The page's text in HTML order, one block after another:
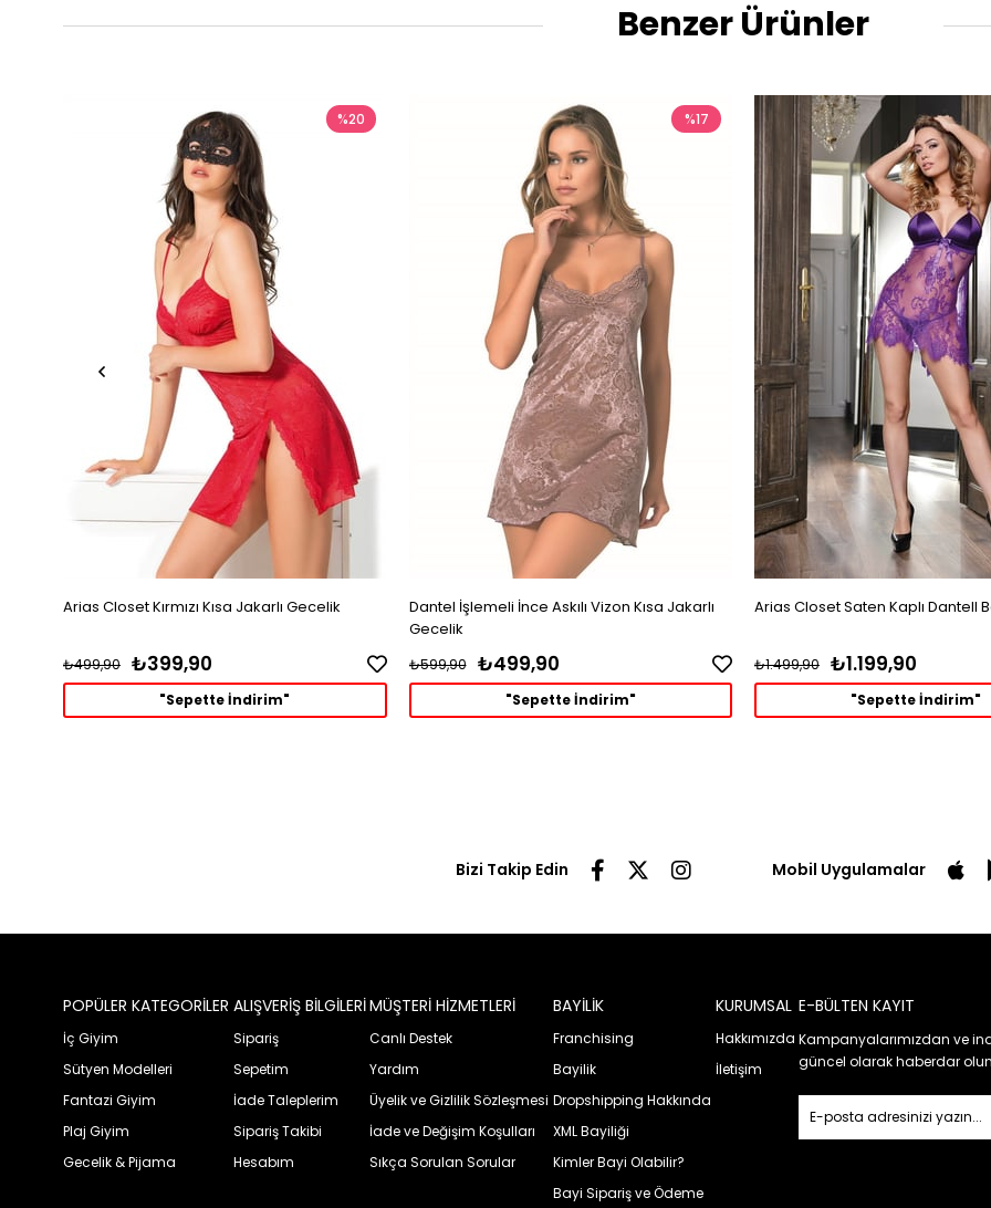
Benzer Ürünler
Arias Closet Kırmızı Kısa Jakarlı Gecelik
₺399,90
₺499,90
%20
"Sepette İndirim"
Dantel İşlemeli İnce Askılı Vizon Kısa Jakarlı
Gecelik
₺499,90
₺599,90
%17
"Sepette İndirim"
Arias Closet Saten Kaplı Dantell
₺1.199,90
₺1.499,90
"Sepette İndirim"
Bizi Takip Edin Mobil Uygulamalar
POPÜLER KATEGORİLER
İç Giyim
Sütyen Modelleri
Fantazi Giyim
Plaj Giyim
Gecelik & Pijama
ALIŞVERİŞ BİLGİLERİ
Sipariş
Sepetim
İade Taleplerim
Sipariş Takibi
Hesabım
MÜŞTERİ HİZMETLERİ
Canlı Destek
Yardım
Üyelik ve Gizlilik Sözleşmesi
İade ve Değişim Koşulları
Sıkça Sorulan Sorular
BAYİLİK
Franchising
Bayilik
Dropshipping Hakkında
XML Bayiliği
Kimler Bayi Olabilir?
Bayi Sipariş ve Ödeme
KURUMSAL
Hakkımızda
İletişim
E-BÜLTEN KAYIT
Kampanyalarımızdan ve
güncel olarak haberdar